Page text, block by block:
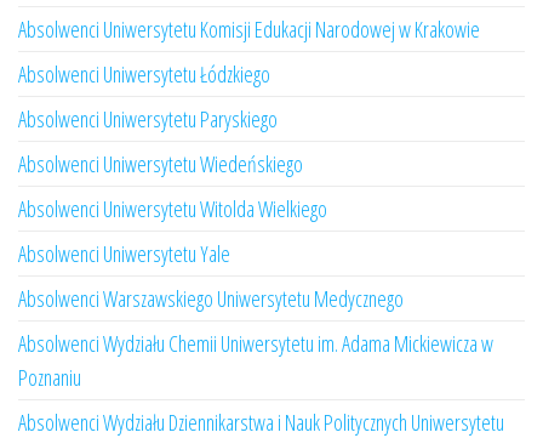
Absolwenci Uniwersytetu Komisji Edukacji Narodowej w Krakowie
Absolwenci Uniwersytetu Łódzkiego
Absolwenci Uniwersytetu Paryskiego
Absolwenci Uniwersytetu Wiedeńskiego
Absolwenci Uniwersytetu Witolda Wielkiego
Absolwenci Uniwersytetu Yale
Absolwenci Warszawskiego Uniwersytetu Medycznego
Absolwenci Wydziału Chemii Uniwersytetu im. Adama Mickiewicza w
Poznaniu
Absolwenci Wydziału Dziennikarstwa i Nauk Politycznych Uniwersytetu